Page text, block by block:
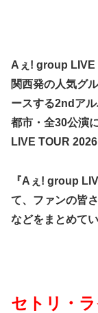
Aぇ! group LIVE
関西発の人気グ
ースする2ndア
都市・全30公演
LIVE TOUR
『Aぇ! group
て、ファンの皆
などをまとめて
セトリ・